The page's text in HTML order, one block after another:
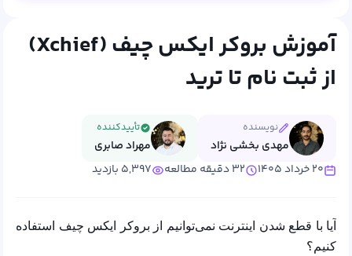
آموزش بروکر ایکس چیف (Xchief)
از ثبت نام تا ترید
نویسنده
مهدی بخشی نژاد
تأییدکننده
مهراد صابری
۲۰ خرداد ۱۴۰۵
۳۲ دقیقه مطالعه ۵,۳۹۷ بازدید
آیا با قطع شدن اینترنت نمی‌توانیم از بروکر ایکس چیف استفاده
کنیم؟